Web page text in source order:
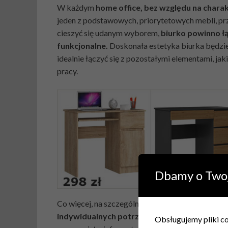
W każdym home office, bez względu na
jeden z podstawowych, priorytetowych mebli,
cieszyć się udanym wyborem, biurko powinno
funkcjonalne. Doskonała estetyka biurka
idealnie łączyć się z pozostałymi elementami,
pracy.
Co więcej, na szczególną uwagę zasługuje także
indywidualnych potrzeb i preferencji. To
Dbamy o
Obsługujemy pliki